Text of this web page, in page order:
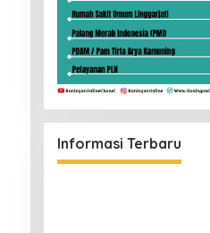
Informasi Terbaru